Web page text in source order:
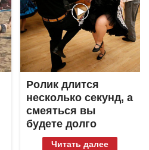
Ролик длится
несколько секунд, а
смеяться вы
будете долго
Читать далее